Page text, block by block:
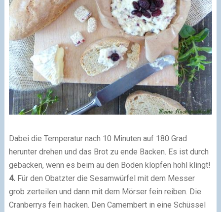
Dabei die Temperatur nach 10 Minuten auf 180 Grad
herunter drehen und das Brot zu ende Backen. Es ist durch
gebacken, wenn es beim au den Boden klopfen hohl klingt!
4.Für den Obatzter die Sesamwürfel mit dem Messer
grob zerteilen und dann mit dem Mörser fein reiben. Die
Cranberrys fein hacken. Den Camembert in eine Schüssel